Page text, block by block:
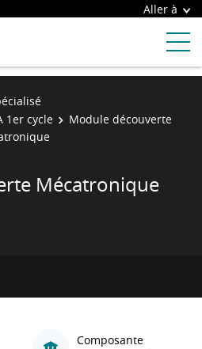
Aller à
1er cycle
Module découverte
Mécatronique
Composante